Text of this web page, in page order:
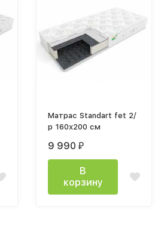
Матрас Standart fet 2/
р 160х200 см
9 990 ₽
В
корзину